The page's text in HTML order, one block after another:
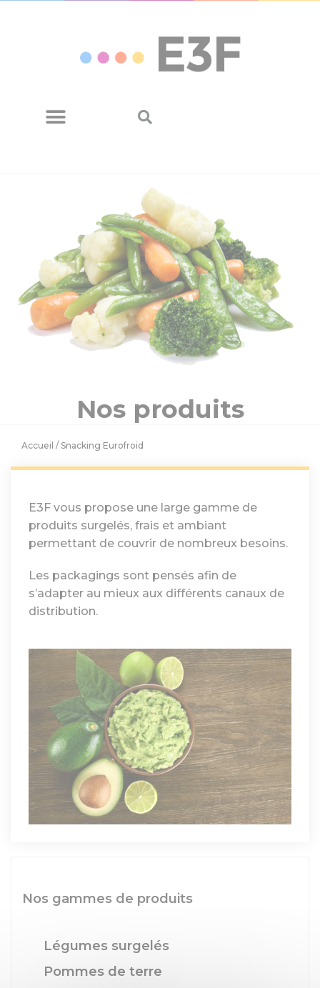
Eurosourcing rachète PCS
Nos produits
Accueil / Snacking Eurofroid
E3F vous propose une large gamme de
produits surgelés, frais et ambiant
permettant de couvrir de nombreux besoins.
Les packagings sont pensés afin de
s’adapter au mieux aux différents canaux de
distribution.
Nos gammes de produits
Légumes surgelés
Pommes de terre